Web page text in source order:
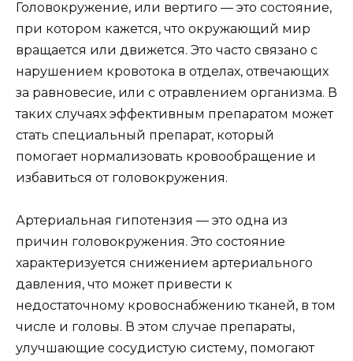
Головокружение, или вертиго — это состояние,
при котором кажется, что окружающий мир
вращается или движется. Это часто связано с
нарушением кровотока в отделах, отвечающих
за равновесие, или с отравлением организма. В
таких случаях эффективным препаратом может
стать специальный препарат, который
помогает нормализовать кровообращение и
избавиться от головокружения.
Артериальная гипотензия — это одна из
причин головокружения. Это состояние
характеризуется снижением артериального
давления, что может привести к
недостаточному кровоснабжению тканей, в том
числе и головы. В этом случае препараты,
улучшающие сосудистую систему, помогают